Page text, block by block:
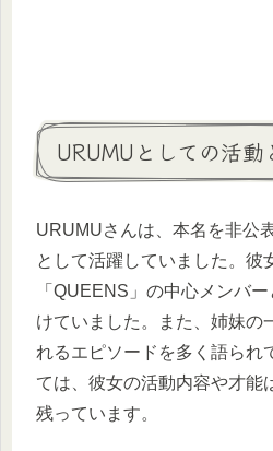
URUMUとしての活動
URUMUさんは、本名を非公
として活躍していました。彼
「QUEENS」の中心メンバ
けていました。また、姉妹の
れるエピソードを多く語られ
ては、彼女の活動内容や才能
残っています。